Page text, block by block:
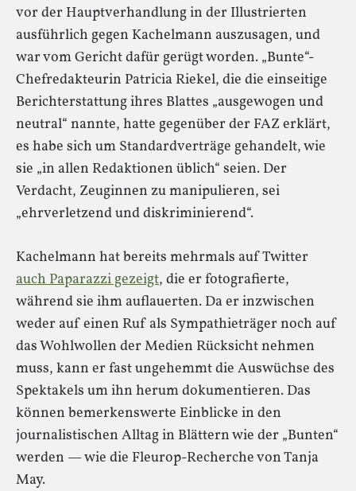
vor der Hauptverhandlung in der Illustrierten
ausführlich gegen Kachelmann auszusagen, und
war vom Gericht dafür gerügt worden. „Bunte“-
Chefredakteurin Patricia Riekel, die die einseitige
Berichterstattung ihres Blattes „ausgewogen und
neutral“ nannte, hatte gegenüber der FAZ erklärt,
es habe sich um Standardverträge gehandelt, wie
sie „in allen Redaktionen üblich“ seien. Der
Verdacht, Zeuginnen zu manipulieren, sei
„ehrverletzend und diskriminierend“.
Kachelmann hat bereits mehrmals auf Twitter
auch Paparazzi gezeigt, die er fotografierte,
während sie ihm auflauerten. Da er inzwischen
weder auf einen Ruf als Sympathieträger noch auf
das Wohlwollen der Medien Rücksicht nehmen
muss, kann er fast ungehemmt die Auswüchse des
Spektakels um ihn herum dokumentieren. Das
können bemerkenswerte Einblicke in den
journalistischen Alltag in Blättern wie der „Bunten“
werden — wie die Fleurop-Recherche von Tanja
May.